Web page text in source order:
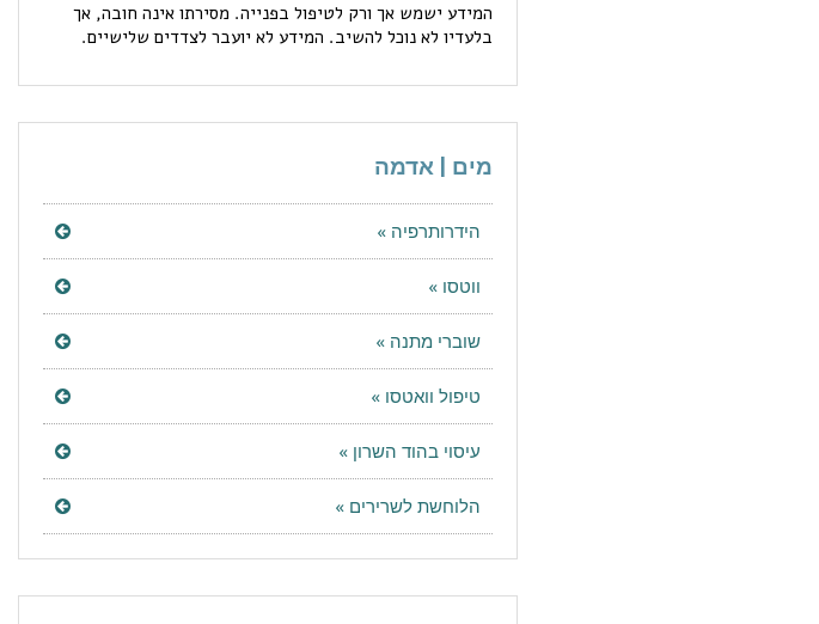
המידע ישמש אך ורק לטיפול בפנייה. מסירתו אינה חובה, אך
בלעדיו לא נוכל להשיב. המידע לא יועבר לצדדים שלישיים.
מים | אדמה
הידרותרפיה »
ווטסו »
שוברי מתנה »
טיפול וואטסו »
עיסוי בהוד השרון »
הלוחשת לשרירים »